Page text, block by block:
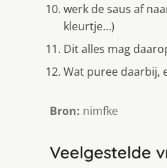
werk de saus af
kleurtje…)
Dit alles mag
Wat puree daarbij,
Bron: nimfke
Veelgestelde